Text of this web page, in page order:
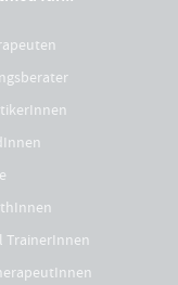
TrainerInnen